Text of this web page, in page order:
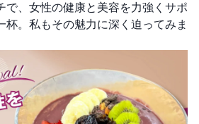
で、女性の健康と美容を力強くサポ
杯。私もその魅力に深く迫ってみま